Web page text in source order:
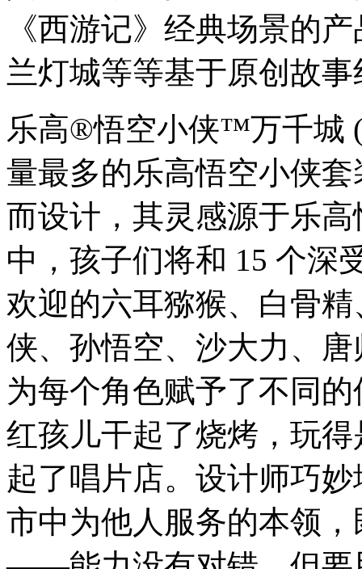
《西游记》经典场景的
兰灯城等等基于原创故
乐高®悟空小侠™万千城
量最多的乐高悟空小侠
而设计，其灵感源于乐
中，孩子们将和 15 个深
欢迎的六耳猕猴、白骨
侠、孙悟空、沙大力、
为每个角色赋予了不同
红孩儿干起了烧烤，玩
起了唱片店。设计师巧
市中为他人服务的本领